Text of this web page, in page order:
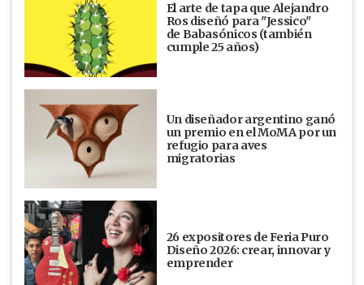
El arte de tapa que Alejandro
Ros diseñó para "Jessico"
de Babasónicos (también
cumple 25 años)
Un diseñador argentino ganó
un premio en el MoMA por un
refugio para aves
migratorias
26 expositores de Feria Puro
Diseño 2026: crear, innovar y
emprender